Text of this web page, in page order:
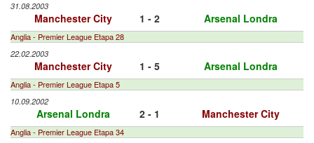
31.08.2003
Manchester City 1 - 2 Arsenal Londra
Anglia - Premier League Etapa 28
22.02.2003
Manchester City 1 - 5 Arsenal Londra
Anglia - Premier League Etapa 5
10.09.2002
Arsenal Londra 2 - 1 Manchester City
Anglia - Premier League Etapa 34